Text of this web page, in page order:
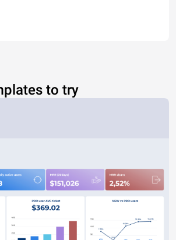
to try